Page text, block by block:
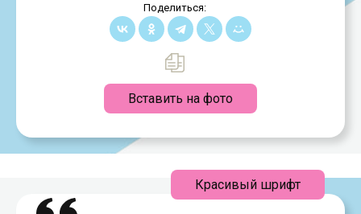
Поделиться:
Вставить на фото
Красивый шрифт